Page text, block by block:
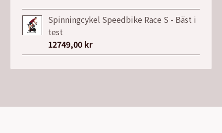
Spinningcykel Speedbike Race S - Bäst i
test
12749,00 kr